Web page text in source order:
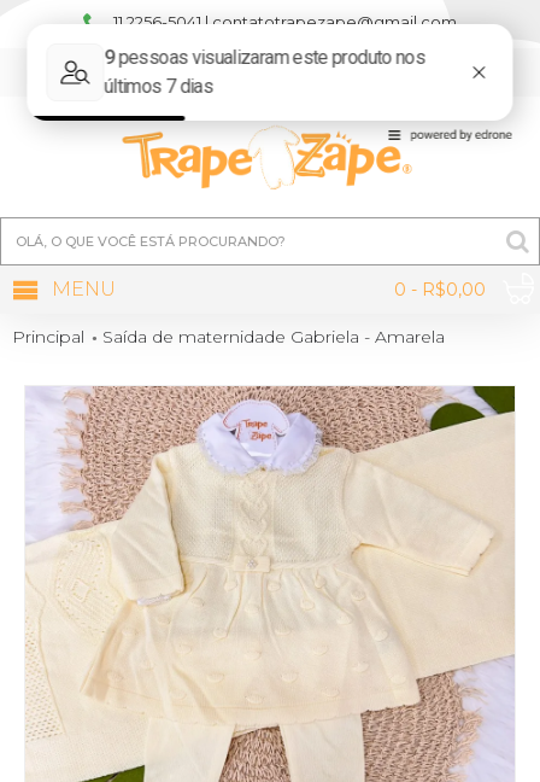
11 2256-5041 | contatotrapezape@gmail.com
MINHA CONTA
0 - R$0,00
MENU
Principal Saída de maternidade Gabriela - Amarela